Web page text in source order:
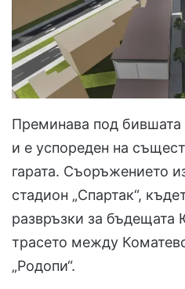
Преминава под бившата
и е успореден на
гарата. Съоръжението
стадион „Спартак“,
развръзки за бъдещата
трасето между
„Родопи“.